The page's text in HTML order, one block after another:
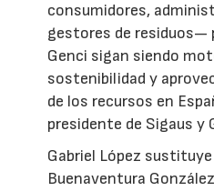
consumidores,
gestores de residuos—
Genci sigan siendo
sostenibilidad y
de los recursos en
presidente de Sigaus y
Gabriel López
Buenaventura